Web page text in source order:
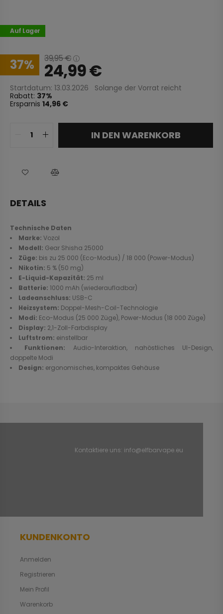
Auf Lager
37 39,95€
24,99€
Startdatum: 13.03.2026
Solange der Vorrat reicht
Rabatt: 37
Ersparnis 14,96 €
IN DEN WARENKORB
DETAILS
Technische Daten
Marke: Vozol
Modell: Gear Shisha 25000
Züge: bis zu 25 000 (Eco-Modus) / 18 000 (Power-Modus)
Nikotin: 5 % (50 mg)
E-Liquid-Kapazität: 25 ml
Batterie: 1000 mAh (wiederaufladbar)
Ladeanschluss: USB-C
Heizsystem: Doppel-Mesh-Coil-Technologie
Modi: Eco-Modus (25 000 Züge), Power-Modus (18 000 Züge)
Display: 2,1-Zoll-Farbdisplay
Luftstrom: einstellbar
Funktionen: Audio-Interaktion, nahöstliches UI-Design,
doppelte Modi
Design: ergonomisches, kompaktes Gehäuse
Kontaktiere uns: info@elfbarvape.eu
KUNDENKONTO
Anmelden
Registrieren
Mein Profil
Warenkorb